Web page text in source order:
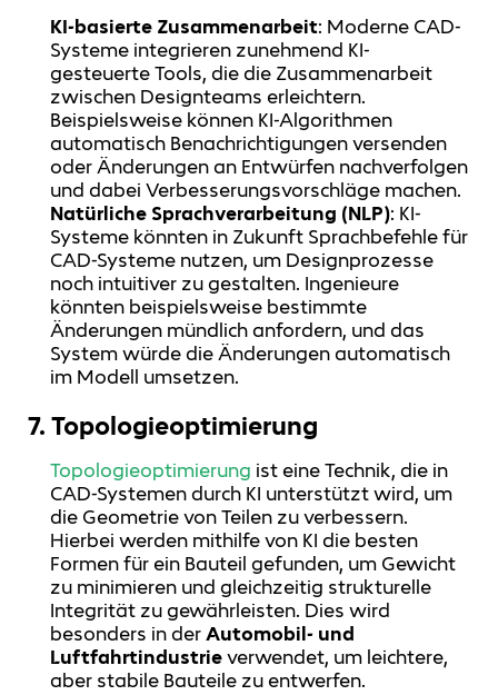
KI-basierte Zusammenarbeit: Moderne CAD-
Systeme integrieren zunehmend KI-
gesteuerte Tools, die die Zusammenarbeit
zwischen Designteams erleichtern.
Beispielsweise können KI-Algorithmen
automatisch Benachrichtigungen versenden
oder Änderungen an Entwürfen nachverfolgen
und dabei Verbesserungsvorschläge machen.
Natürliche Sprachverarbeitung (NLP): KI-
Systeme könnten in Zukunft Sprachbefehle für
CAD-Systeme nutzen, um Designprozesse
noch intuitiver zu gestalten. Ingenieure
könnten beispielsweise bestimmte
Änderungen mündlich anfordern, und das
System würde die Änderungen automatisch
im Modell umsetzen.
7. Topologieoptimierung
Topologieoptimierung ist eine Technik, die in
CAD-Systemen durch KI unterstützt wird, um
die Geometrie von Teilen zu verbessern.
Hierbei werden mithilfe von KI die besten
Formen für ein Bauteil gefunden, um Gewicht
zu minimieren und gleichzeitig strukturelle
Integrität zu gewährleisten. Dies wird
besonders in derAutomobil- und
Luftfahrtindustrieverwendet, um leichtere,
aber stabile Bauteile zu entwerfen.